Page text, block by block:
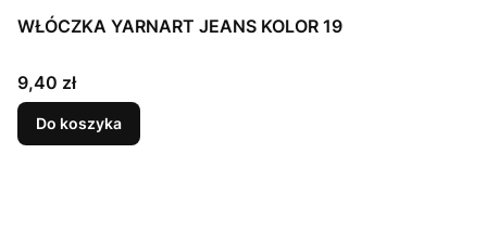
WŁÓCZKA YARNART JEANS KOLOR 19
Cena
9,40 zł
Do koszyka